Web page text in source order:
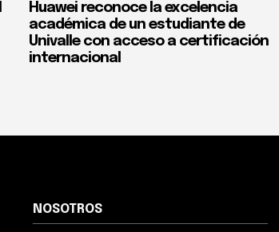
Huawei reconoce la excelencia
académica de un estudiante de
Univalle con acceso a certificación
internacional
NOSOTROS